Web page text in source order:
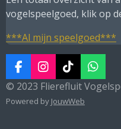
vogelspeelgoed, klik op
***Al mijn speelgoed***
F
a
c
e
I
n
s
t
T
i
k
T
W
h
a
© 2023 Flierefluit
Powered by JouwWeb